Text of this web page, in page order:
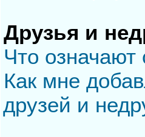
Друзья и
Что означают
Как мне
друзей и